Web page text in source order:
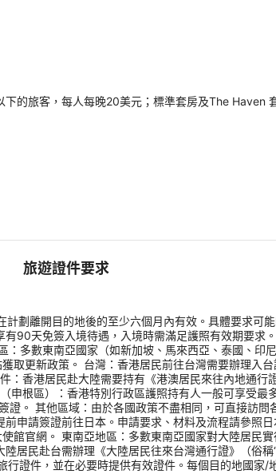
的旅客，每人每晚20美元；標準套房及The Haven
旅遊證件要求
劃離開目的地後的至少六個月內有效。具體要求可
90天免簽入境待遇，入境時需滿足護照有效期要求
多數東南亞國家（如新加坡、馬來西亞、泰國、印
取更新政策。 台灣：香港居民前往台灣需要辦理入
香港居民赴大陸需要持有《港澳居民來往內地通行
根區）：香港特別行政區護照持有人一般可享受
。 其他區域：由於各國政策不盡相同，可直接訪
申請簽證前往日本。申請要求、材料及流程請參照
館官網。 東南亞地區：多數東南亞國家對大陸居民
居民赴台需辦理《大陸居民往來台灣通行證》（俗
證件，並在必要時提供有效證件。每個目的地國家